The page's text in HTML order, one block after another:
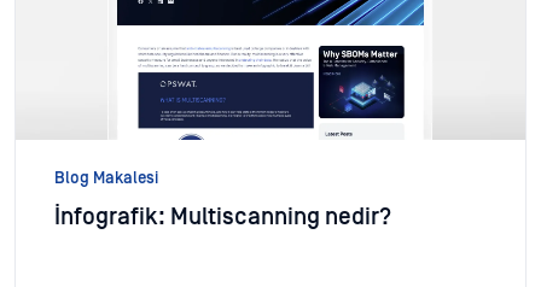
Blog Makalesi
İnfografik: Multiscanning nedir?